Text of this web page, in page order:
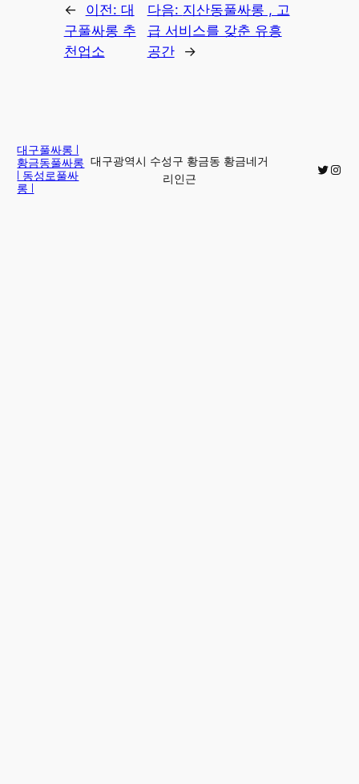
← 이전: 대
구풀싸롱 추
천업소
다음: 지산동풀싸롱 , 고
급 서비스를 갖춘 유흥
공간
→
대구풀싸롱 |
황금동풀싸롱
| 동성로풀싸
롱 |
대구광역시 수성구 황금동 황금네거
리인근
Twitter